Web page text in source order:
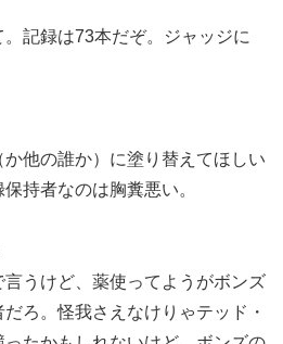
記録は73本だぞ。ジャッジに
他の誰か）に塗り替えてほしい
持者なのは胸糞悪い。
うけど、薬使ってようがボンズ
ろ。怪我さえなけりゃテッド・